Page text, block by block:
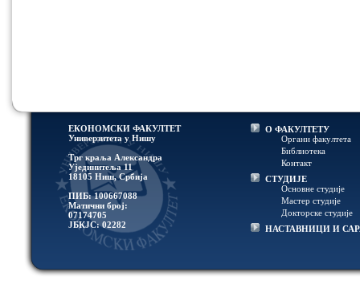
ЕКОНОМСКИ ФАКУЛТЕТ
Универзитетa у Нишу
Трг краља Александра
Ујединитеља 11
18105 Ниш, Србија
ПИБ: 100667088
Матични број:
07174705
ЈБКЈС: 02282
О ФАКУЛТЕТУ
Органи факултета
Библиотека
Контакт
СТУДИЈЕ
Основне студије
Мастер студије
Докторске студије
НАСТАВНИЦИ И